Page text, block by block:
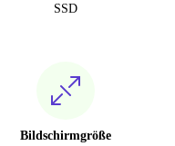
SSD
Bildschirmgröße